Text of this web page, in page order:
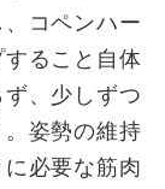
コペンハー
ること自体
、少しずつ
姿勢の維持
必要な筋肉